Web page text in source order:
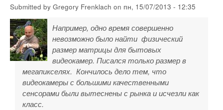
Submitted by Gregory Frenklach on пн, 15/07/2013 - 12:35
Например, одно время совершенно
невозможно было найти физический
размер матрицы для бытовых
видеокамер. Писался только размер в
мегапикселях. Кончилось дело тем, что
видеокамеры с большими качественными
сенсорами были вытеснены с рынка и исчезли как
класс.